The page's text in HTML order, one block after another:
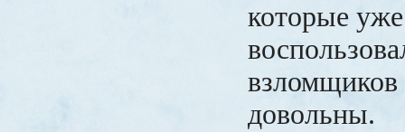
которые уже
взломщиков
довольны.